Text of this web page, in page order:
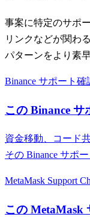
事案に特定のサポ
リンクなどが関わ
パターンをより素
Binance サポート確
この Binance
資金移動、コード
その Binance サポ
MetaMask Support
この MetaMask